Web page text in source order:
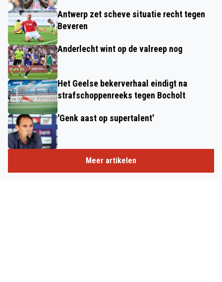
Antwerp zet scheve situatie recht tegen
Beveren
Anderlecht wint op de valreep nog
Het Geelse bekerverhaal eindigt na
strafschoppenreeks tegen Bocholt
'Genk aast op supertalent'
Meer artikelen